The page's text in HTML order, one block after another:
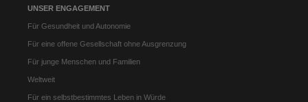
UNSER ENGAGEMENT
Für Gesundheit und Autonomie
Für eine offene Gesellschaft ohne Ausgrenzung
Für junge Menschen und Familien
Weltweit
Für ein selbstbestimmtes Leben in Würde